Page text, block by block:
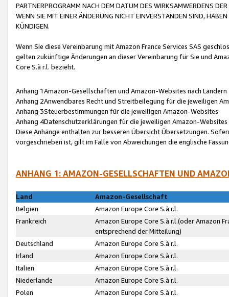
PARTNERPROGRAMM NACH DEM DATUM DES WIRKSAMWERDENS
WENN SIE MIT EINER ÄNDERUNG NICHT EINVERSTANDEN SIND,
KÜNDIGEN.
Wenn Sie diese Vereinbarung mit Amazon France Services SAS
gelten zukünftige Änderungen an dieser Vereinbarung für Sie und
Core S.à r.l. bezieht.
Anhang 1Amazon-Gesellschaften und Amazon-Websites nach Ländern
Anhang 2Anwendbares Recht und Streitbeilegung für die jeweiligen
Anhang 3Steuerbestimmungen für die jeweiligen Amazon-Websites
Anhang 4Datenschutzerklärungen für die jeweiligen Amazon-Websites
Diese Anhänge enthalten zur besseren Übersicht Übersetzungen.
vorgeschrieben ist, gilt im Falle von Abweichungen die englische
ANHANG 1: AMAZON-GESELLSCHAFTEN UND
Land
Amazon-Gesellschaft
Belgien
Amazon Europe Core S.à r.l.
Frankreich
Amazon Europe Core S.à r.l.(oder Amazon
entsprechend der Mitteilung)
Deutschland
Amazon Europe Core S.à r.l.
Irland
Amazon Europe Core S.à r.l.
Italien
Amazon Europe Core S.à r.l.
Niederlande
Amazon Europe Core S.à r.l.
Polen
Amazon Europe Core S.à r.l.